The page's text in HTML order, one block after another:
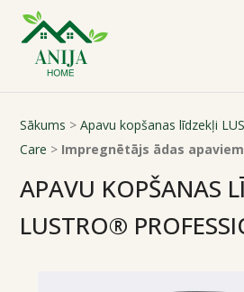
Sākums >Apavu kopšanas līdzekļi
Care > Impregnētājs ādas apaviem
APAVU KOPŠANAS
LUSTRO®